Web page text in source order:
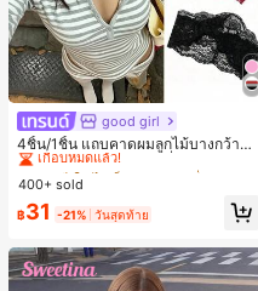
good girl
4ชิ้น/1ชิ้น แถบคาดผมลูกไม้บางกว้างยื
ดหยุ่นสำหรับผู้หญิง, แฟชั่นอเนกประสง
ค์พรีเมียมหรูหราสไตล์มินิมอล ผ้าพันคอ
เล็กๆ ห่วงผม อุปกรณ์เสริมผม, เหมาะสำ
หรับการออกไปข้างนอกประจำวัน, ลำล
อง, งานปาร์ตี้, การเดินทาง, การพักผ่อ
น, การมัดผม, การจัดทรงผม, การแต่งห
น้า, การจับคู่ชุด, อุปกรณ์เสริมประดับผ
ม
#1 ขายดี
เกือบหมดแล้ว!
#1 ขายดี
เกือบหมดแล้ว!
#1 ขายดี
เกือบหมดแล้ว!
#1 ขายดี
ใน ไม่เป็นทางการ เครื่องประดับผมผู้หญิง
400+ sold
฿31 -21% วันสุดท้าย